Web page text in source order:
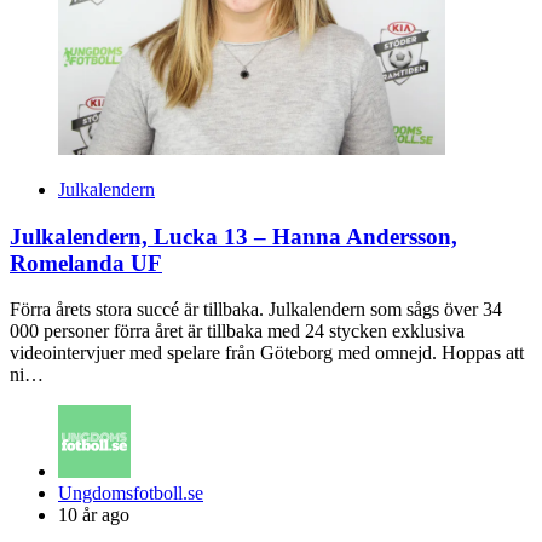
Julkalendern
Julkalendern, Lucka 13 – Hanna Andersson,
Romelanda UF
Förra årets stora succé är tillbaka. Julkalendern som sågs över 34
000 personer förra året är tillbaka med 24 stycken exklusiva
videointervjuer med spelare från Göteborg med omnejd. Hoppas att
ni…
Posted
by
Ungdomsfotboll.se
10 år ago